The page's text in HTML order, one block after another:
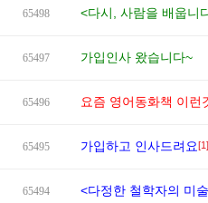
65498 <다시, 사람을 배웁니
65497 가입인사 왔습니다~
65496 요즘 영어동화책 이런
65495 가입하고 인사드려요[1]
65494 <다정한 철학자의 미